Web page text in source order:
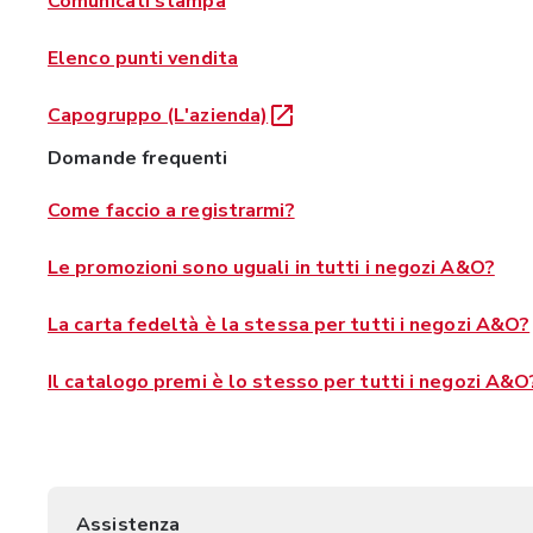
Elenco punti vendita
Capogruppo (L'azienda)
Domande frequenti
Come faccio a registrarmi?
Le promozioni sono uguali in tutti i negozi A&O?
La carta fedeltà è la stessa per tutti i negozi A&O?
Il catalogo premi è lo stesso per tutti i negozi
Assistenza